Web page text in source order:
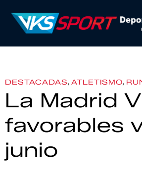
DESTACADAS, ATLETISMO,
La Madrid
favorables
junio